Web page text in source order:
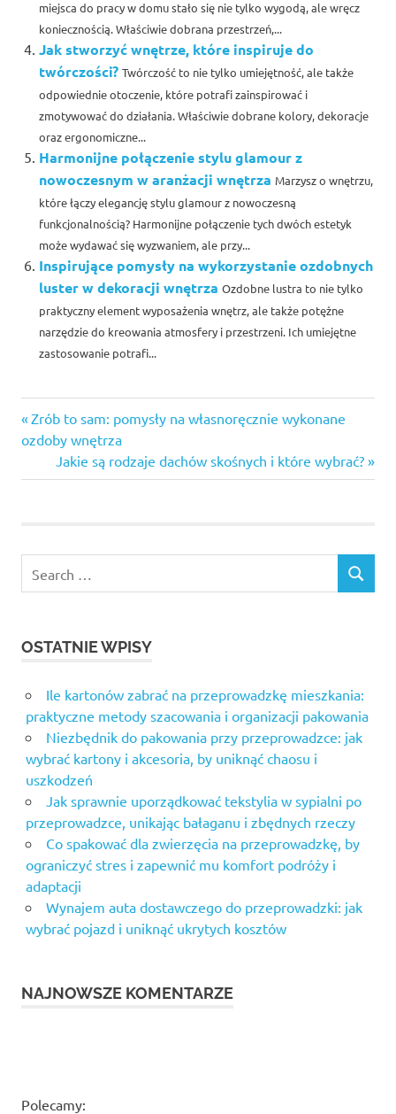
miejsca do pracy w domu stało się nie tylko wygodą, ale wręcz
koniecznością. Właściwie dobrana przestrzeń,...
Jak stworzyć wnętrze, które inspiruje do
twórczości? Twórczość to nie tylko umiejętność, ale także
odpowiednie otoczenie, które potrafi zainspirować i
zmotywować do działania. Właściwie dobrane kolory, dekoracje
oraz ergonomiczne...
Harmonijne połączenie stylu glamour z
nowoczesnym w aranżacji wnętrza Marzysz o wnętrzu,
które łączy elegancję stylu glamour z nowoczesną
funkcjonalnością? Harmonijne połączenie tych dwóch estetyk
może wydawać się wyzwaniem, ale przy...
Inspirujące pomysły na wykorzystanie ozdobnych
luster w dekoracji wnętrza Ozdobne lustra to nie tylko
praktyczny element wyposażenia wnętrz, ale także potężne
narzędzie do kreowania atmosfery i przestrzeni. Ich umiejętne
zastosowanie potrafi...
Nawigacja
wpisu
Previous
Post:
Zrób to sam: pomysły na własnoręcznie wykonane
ozdoby wnętrza
Next
Post:
Jakie są rodzaje dachów skośnych i które wybrać?
for:
SEARCH
OSTATNIE WPISY
Ile kartonów zabrać na przeprowadzkę mieszkania:
praktyczne metody szacowania i organizacji pakowania
Niezbędnik do pakowania przy przeprowadzce: jak
wybrać kartony i akcesoria, by uniknąć chaosu i
uszkodzeń
Jak sprawnie uporządkować tekstylia w sypialni po
przeprowadzce, unikając bałaganu i zbędnych rzeczy
Co spakować dla zwierzęcia na przeprowadzkę, by
ograniczyć stres i zapewnić mu komfort podróży i
adaptacji
Wynajem auta dostawczego do przeprowadzki: jak
wybrać pojazd i uniknąć ukrytych kosztów
NAJNOWSZE KOMENTARZE
Polecamy: